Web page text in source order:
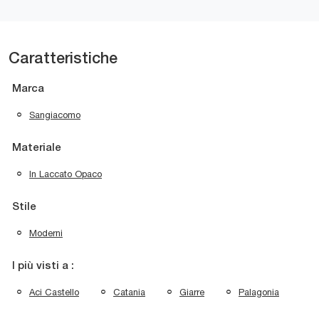
Caratteristiche
Marca
Sangiacomo
Materiale
In Laccato Opaco
Stile
Moderni
I più visti a :
Aci Castello Catania Giarre Palagonia